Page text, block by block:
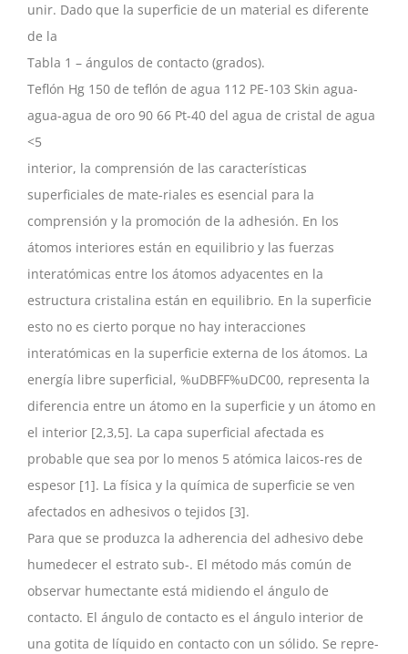
unir. Dado que la superficie de un material es diferente
de la
Tabla 1 – ángulos de contacto (grados).
Teflón Hg 150 de teflón de agua 112 PE-103 Skin agua-
agua-agua de oro 90 66 Pt-40 del agua de cristal de agua
<5
interior, la comprensión de las características
superficiales de mate-riales es esencial para la
comprensión y la promoción de la adhesión. En los
átomos interiores están en equilibrio y las fuerzas
interatómicas entre los átomos adyacentes en la
estructura cristalina están en equilibrio. En la superficie
esto no es cierto porque no hay interacciones
interatómicas en la superficie externa de los átomos. La
energía libre superficial, %uDBFF%uDC00, representa la
diferencia entre un átomo en la superficie y un átomo en
el interior [2,3,5]. La capa superficial afectada es
probable que sea por lo menos 5 atómica laicos-res de
espesor [1]. La física y la química de superficie se ven
afectados en adhesivos o tejidos [3].
Para que se produzca la adherencia del adhesivo debe
humedecer el estrato sub-. El método más común de
observar humectante está midiendo el ángulo de
contacto. El ángulo de contacto es el ángulo interior de
una gotita de líquido en contacto con un sólido. Se repre-